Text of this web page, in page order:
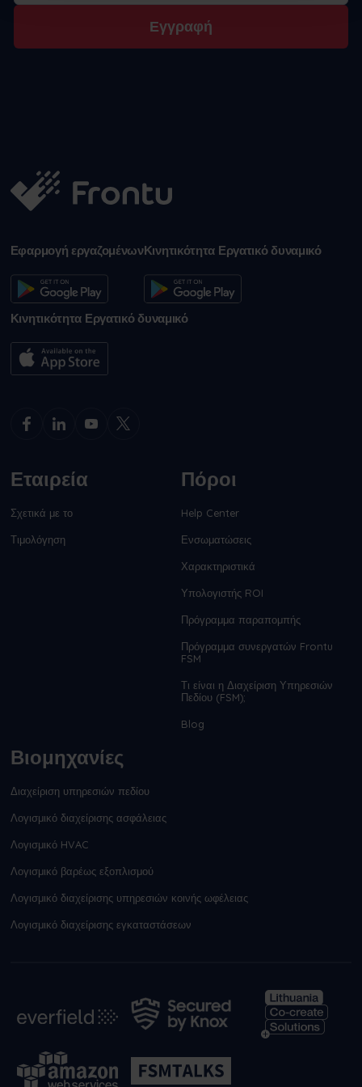
Εγγραφή
Εφαρμογή εργαζομένωνΚινητικότητα Εργατικό δυναμικό
Κινητικότητα Εργατικό δυναμικό
Εταιρεία
Σχετικά με το
Τιμολόγηση
Πόροι
Help Center
Ενσωματώσεις
Χαρακτηριστικά
Υπολογιστής ROI
Πρόγραμμα παραπομπής
Πρόγραμμα συνεργατών Frontu
FSM
Τι είναι η Διαχείριση Υπηρεσιών
Πεδίου (FSM);
Blog
Βιομηχανίες
Διαχείριση υπηρεσιών πεδίου
Λογισμικό διαχείρισης ασφάλειας
Λογισμικό HVAC
Λογισμικό βαρέως εξοπλισμού
Λογισμικό διαχείρισης υπηρεσιών κοινής ωφέλειας
Λογισμικό διαχείρισης εγκαταστάσεων